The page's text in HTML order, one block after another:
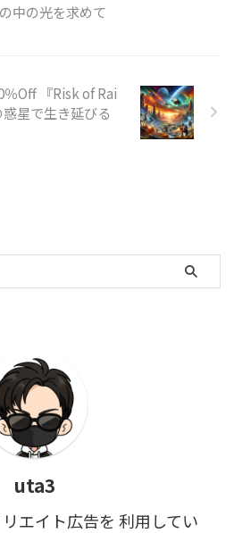
中の光を求めて
％Off 『Risk of Rai
星で生き延びる
uta3
エイト広告を 利用してい